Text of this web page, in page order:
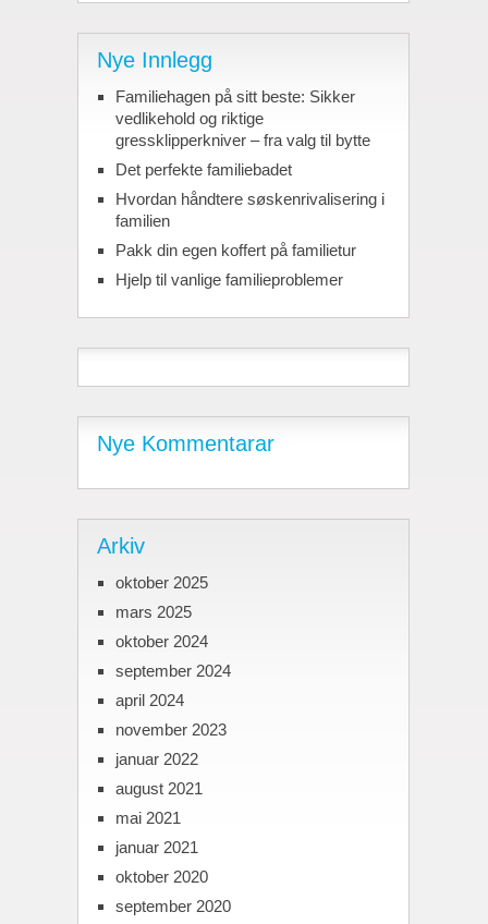
Nye Innlegg
Familiehagen på sitt beste: Sikker
vedlikehold og riktige
gressklipperkniver – fra valg til bytte
Det perfekte familiebadet
Hvordan håndtere søskenrivalisering i
familien
Pakk din egen koffert på familietur
Hjelp til vanlige familieproblemer
Nye Kommentarar
Arkiv
oktober 2025
mars 2025
oktober 2024
september 2024
april 2024
november 2023
januar 2022
august 2021
mai 2021
januar 2021
oktober 2020
september 2020